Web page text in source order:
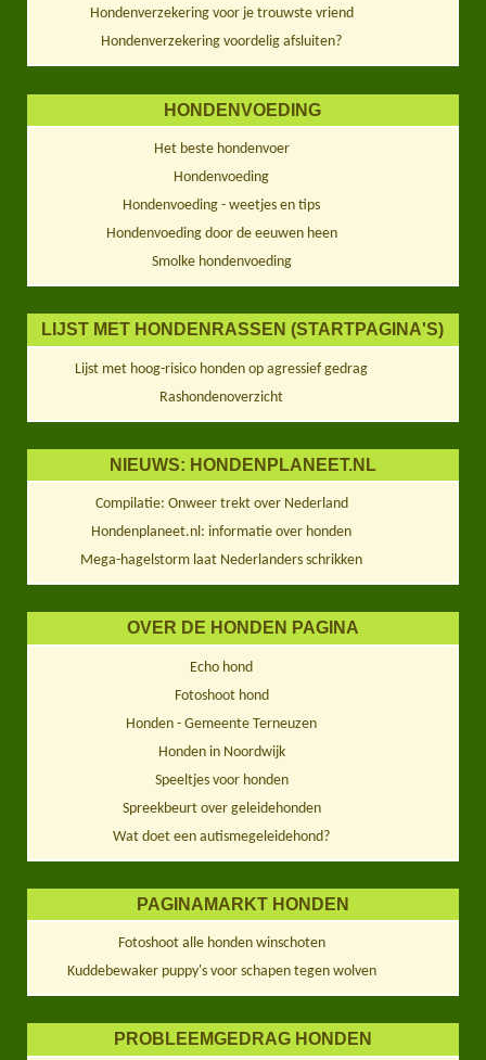
Hondenverzekering voor je trouwste vriend
Hondenverzekering voordelig afsluiten?
HONDENVOEDING
Het beste hondenvoer
Hondenvoeding
Hondenvoeding - weetjes en tips
Hondenvoeding door de eeuwen heen
Smolke hondenvoeding
LIJST MET HONDENRASSEN (STARTPAGINA'S)
Lijst met hoog-risico honden op agressief gedrag
Rashondenoverzicht
NIEUWS: HONDENPLANEET.NL
Compilatie: Onweer trekt over Nederland
Hondenplaneet.nl: informatie over honden
Mega-hagelstorm laat Nederlanders schrikken
OVER DE HONDEN PAGINA
Echo hond
Fotoshoot hond
Honden - Gemeente Terneuzen
Honden in Noordwijk
Speeltjes voor honden
Spreekbeurt over geleidehonden
Wat doet een autismegeleidehond?
PAGINAMARKT HONDEN
Fotoshoot alle honden winschoten
Kuddebewaker puppy's voor schapen tegen wolven
PROBLEEMGEDRAG HONDEN